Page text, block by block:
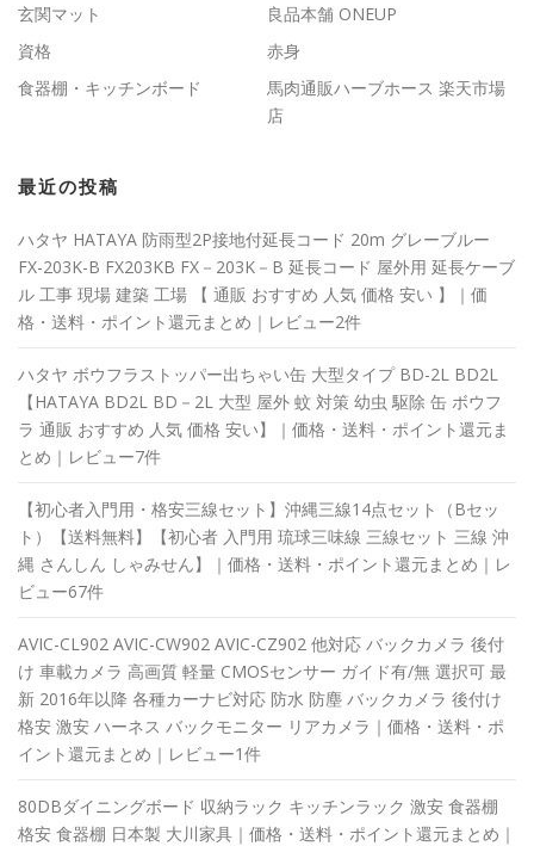
玄関マット
良品本舗 ONEUP
資格
赤身
食器棚・キッチンボード
馬肉通販ハーブホース 楽天市場
店
最近の投稿
ハタヤ HATAYA 防雨型2P接地付延長コード 20m グレーブルー
FX-203K-B FX203KB FX－203K－B 延長コード 屋外用 延長ケーブ
ル 工事 現場 建築 工場 【 通販 おすすめ 人気 価格 安い 】｜価
格・送料・ポイント還元まとめ｜レビュー2件
ハタヤ ボウフラストッパー出ちゃい缶 大型タイプ BD-2L BD2L
【HATAYA BD2L BD－2L 大型 屋外 蚊 対策 幼虫 駆除 缶 ボウフ
ラ 通販 おすすめ 人気 価格 安い】｜価格・送料・ポイント還元ま
とめ｜レビュー7件
【初心者入門用・格安三線セット】沖縄三線14点セット（Bセッ
ト）【送料無料】【初心者 入門用 琉球三味線 三線セット 三線 沖
縄 さんしん しゃみせん】｜価格・送料・ポイント還元まとめ｜レ
ビュー67件
AVIC-CL902 AVIC-CW902 AVIC-CZ902 他対応 バックカメラ 後付
け 車載カメラ 高画質 軽量 CMOSセンサー ガイド有/無 選択可 最
新 2016年以降 各種カーナビ対応 防水 防塵 バックカメラ 後付け
格安 激安 ハーネス バックモニター リアカメラ｜価格・送料・ポ
イント還元まとめ｜レビュー1件
80DBダイニングボード 収納ラック キッチンラック 激安 食器棚
格安 食器棚 日本製 大川家具｜価格・送料・ポイント還元まとめ｜